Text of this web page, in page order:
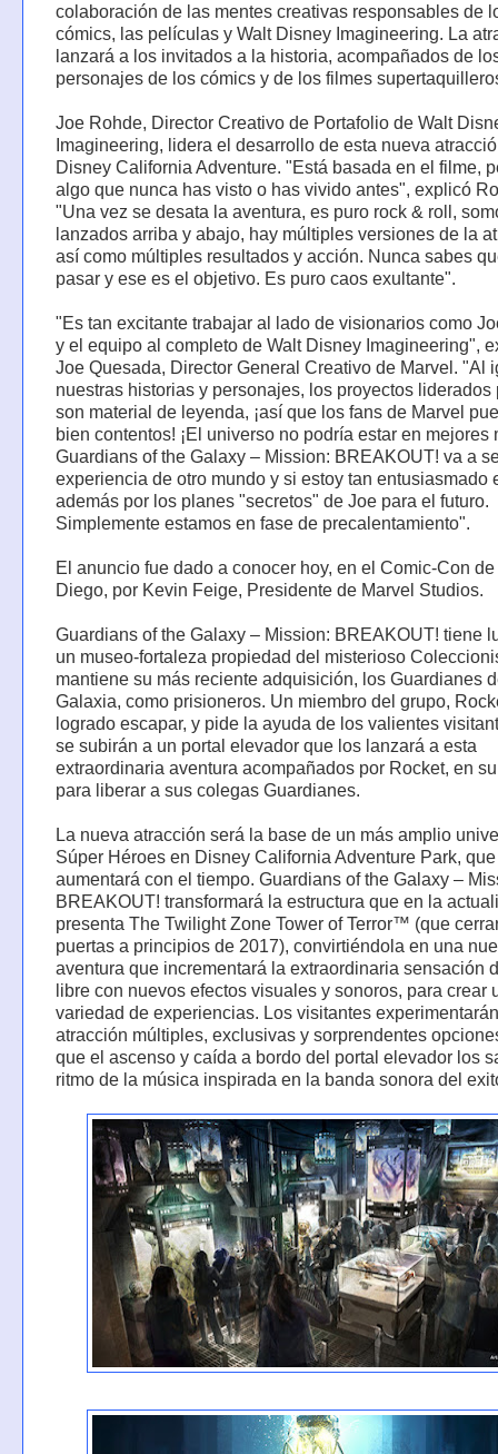
colaboración de las mentes creativas responsables de
cómics, las películas y Walt Disney Imagineering. La
lanzará a los invitados a la historia, acompañados de
personajes de los cómics y de los filmes
Joe Rohde, Director Creativo de Portafolio de Walt
Imagineering, lidera el desarrollo de esta nueva
Disney California Adventure. "Está basada en el filme,
algo que nunca has visto o has vivido antes", explicó
"Una vez se desata la aventura, es puro rock & roll,
lanzados arriba y abajo, hay múltiples versiones de la
así como múltiples resultados y acción. Nunca sabes
pasar y ese es el objetivo. Es puro caos exultante".
"Es tan excitante trabajar al lado de visionarios como
y el equipo al completo de Walt Disney Imagineering",
Joe Quesada, Director General Creativo de Marvel. "Al
nuestras historias y personajes, los proyectos liderados
son material de leyenda, ¡así que los fans de Marvel
bien contentos! ¡El universo no podría estar en mejores
Guardians of the Galaxy – Mission: BREAKOUT! va a
experiencia de otro mundo y si estoy tan entusiasmado
además por los planes "secretos" de Joe para el futuro.
Simplemente estamos en fase de precalentamiento".
El anuncio fue dado a conocer hoy, en el Comic-Con
Diego, por Kevin Feige, Presidente de Marvel Studios.
Guardians of the Galaxy – Mission: BREAKOUT! tiene
un museo-fortaleza propiedad del misterioso
mantiene su más reciente adquisición, los Guardianes
Galaxia, como prisioneros. Un miembro del grupo,
logrado escapar, y pide la ayuda de los valientes
se subirán a un portal elevador que los lanzará a esta
extraordinaria aventura acompañados por Rocket, en
para liberar a sus colegas Guardianes.
La nueva atracción será la base de un más amplio
Súper Héroes en Disney California Adventure Park, que
aumentará con el tiempo. Guardians of the Galaxy –
BREAKOUT! transformará la estructura que en la
presenta The Twilight Zone Tower of Terror™ (que
puertas a principios de 2017), convirtiéndola en una
aventura que incrementará la extraordinaria sensación
libre con nuevos efectos visuales y sonoros, para crear
variedad de experiencias. Los visitantes
atracción múltiples, exclusivas y sorprendentes
que el ascenso y caída a bordo del portal elevador los
ritmo de la música inspirada en la banda sonora del